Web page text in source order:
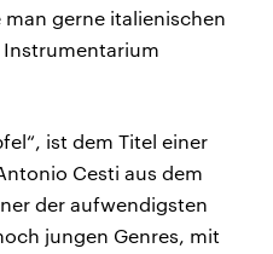
gerne italienischen
ist dem Titel einer
Cesti aus dem
der aufwendigsten
jungen Genres, mit